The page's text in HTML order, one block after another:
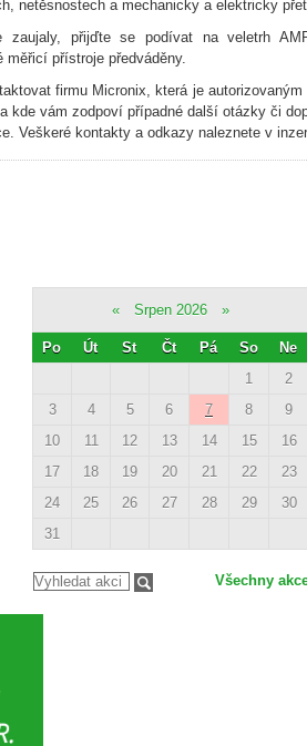
netěsnostech a mechanicky a elektricky
zaujaly, přijďte se podívat na veletrh
přístroje předváděny.
firmu Micronix, která je
kde vám zodpoví případné další otázky či
Veškeré kontakty a odkazy naleznete v
« Srpen 2026 »
Po Út St Čt Pá So
Ne
1
2
3
4 5 6 7 8
9
10
11 12 13 14 15
16
17
18 19 20 21 22
23
24
25 26 27 28 29
30
31
Všechny